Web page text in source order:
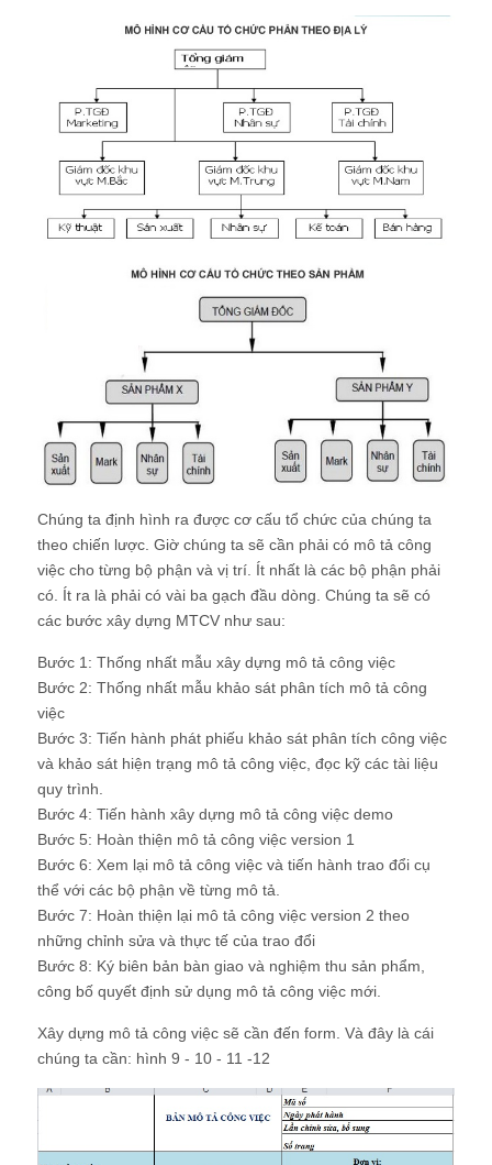
Chúng ta định hình ra được cơ cấu tổ chức của chúng ta
theo chiến lược. Giờ chúng ta sẽ cần phải có mô tả công
việc cho từng bộ phận và vị trí. Ít nhất là các bộ phận phải
có. Ít ra là phải có vài ba gạch đầu dòng. Chúng ta sẽ có
Bước 1: Thống nhất mẫu xây dựng mô tả công việc
Bước 2: Thống nhất mẫu khảo sát phân tích mô tả công
Bước 3: Tiến hành phát phiếu khảo sát phân tích công việc
và khảo sát hiện trạng mô tả công việc, đọc kỹ các tài liệu
quy trình.
Bước 4: Tiến hành xây dựng mô tả công việc demo
Bước 5: Hoàn thiện mô tả công việc version 1
Bước 6: Xem lại mô tả công việc và tiến hành trao đổi cụ
thể với các bộ phận về từng mô tả.
Bước 7: Hoàn thiện lại mô tả công việc version 2 theo
những chỉnh sửa và thực tế của trao đổi
Bước 8: Ký biên bản bàn giao và nghiệm thu sản phẩm,
công bố quyết định sử dụng mô tả công việc mới.
Xây dựng mô tả công việc sẽ cần đến form. Và đây là cái
chúng ta cần: hình 9 - 10 - 11 -12